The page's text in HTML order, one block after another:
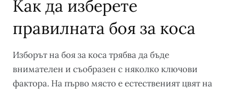
Как да изберете
правилната боя за коса
Изборът на боя за коса трябва да бъде
внимателен и съобразен с няколко ключови
фактора. На първо място е естественият цвят на